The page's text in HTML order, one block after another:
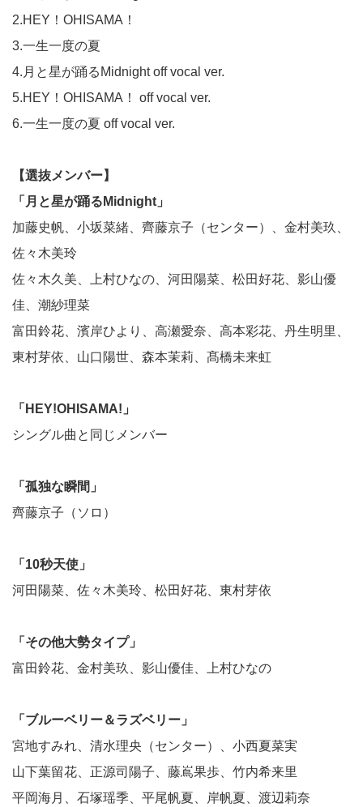
2.HEY！OHISAMA！
3.一生一度の夏
4.月と星が踊るMidnight off vocal ver.
5.HEY！OHISAMA！ off vocal ver.
6.一生一度の夏 off vocal ver.
【選抜メンバー】
「月と星が踊るMidnight」
加藤史帆、小坂菜緒、齊藤京子（センター）、金村美玖、
佐々木美玲
佐々木久美、上村ひなの、河田陽菜、松田好花、影山優
佳、潮紗理菜
富田鈴花、濱岸ひより、高瀬愛奈、高本彩花、丹生明里、
東村芽依、山口陽世、森本茉莉、髙橋未来虹
「HEY!OHISAMA!」
シングル曲と同じメンバー
「孤独な瞬間」
齊藤京子（ソロ）
「10秒天使」
河田陽菜、佐々木美玲、松田好花、東村芽依
「その他大勢タイプ」
富田鈴花、金村美玖、影山優佳、上村ひなの
「ブルーベリー＆ラズベリー」
宮地すみれ、清水理央（センター）、小西夏菜実
山下葉留花、正源司陽子、藤嶌果歩、竹内希来里
平岡海月、石塚瑶季、平尾帆夏、岸帆夏、渡辺莉奈